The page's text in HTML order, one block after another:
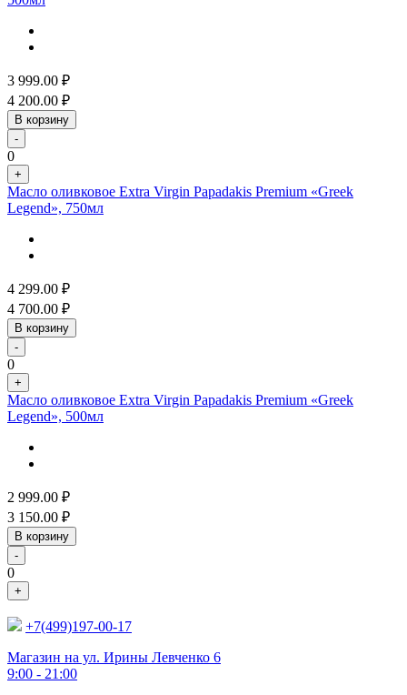
3 999.00 ₽
4 200.00 ₽
В корзину
-
0
+
Масло оливковое Extra Virgin Papadakis Premium «Greek
Legend», 750мл
4 299.00 ₽
4 700.00 ₽
В корзину
-
0
+
Масло оливковое Extra Virgin Papadakis Premium «Greek
Legend», 500мл
2 999.00 ₽
3 150.00 ₽
В корзину
-
0
+
+7(499)197-00-17
Магазин на ул. Ирины Левченко 6
9:00 - 21:00